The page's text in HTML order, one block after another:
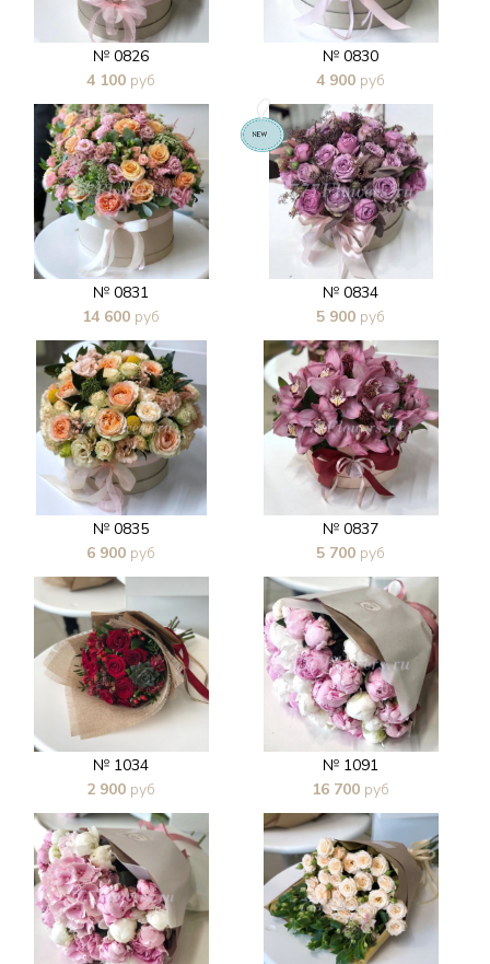
№ 0826
4 100 руб
В 1 клик
№ 0830
4 900 руб
В 1 клик
№ 0831
14 600 руб
В 1 клик
№ 0834
5 900 руб
В 1 клик
№ 0835
6 900 руб
В 1 клик
№ 0837
5 700 руб
В 1 клик
№ 1034
2 900 руб
В 1 клик
№ 1091
16 700 руб
В 1 клик